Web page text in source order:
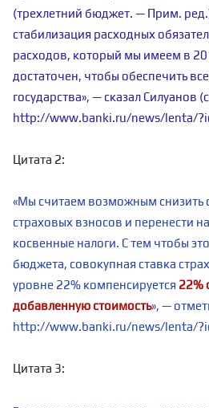
(трехлетний бюджет. — Прим.
стабилизация расходных
расходов, который мы имеем в
достаточен, чтобы обеспечить
государства», — сказал Силуанов
http://www.banki.ru/news/lenta/
Цитата 2:
«Мы считаем возможным снизить
страховых взносов и перенести
косвенные налоги. С тем чтобы
бюджета, совокупная ставка
уровне 22% компенсируется 22%
добавленную стоимость», —
http://www.banki.ru/news/lenta/
Цитата 3: